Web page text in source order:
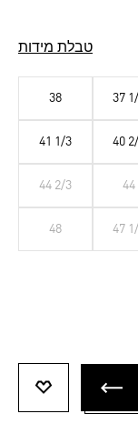
טבלת מידות
37
38
40
41 1/3
44
44 2/3
47
48